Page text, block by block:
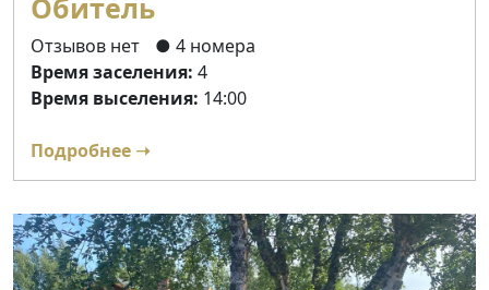
Отзывов нет
● 4 номера
Время заселения: 4
Время выселения: 14:00
Подробнее ➝